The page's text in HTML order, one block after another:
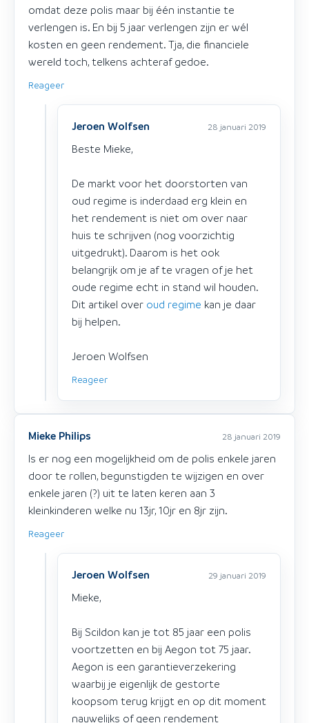
omdat deze polis maar bij één instantie te
verlengen is. En bij 5 jaar verlengen zijn er wél
kosten en geen rendement. Tja, die financiele
wereld toch, telkens achteraf gedoe.
Reageer
Jeroen Wolfsen 28 januari 2019
Beste Mieke,
De markt voor het doorstorten van
oud regime is inderdaad erg klein en
het rendement is niet om over naar
huis te schrijven (nog voorzichtig
uitgedrukt). Daarom is het ook
belangrijk om je af te vragen of je het
oude regime echt in stand wil houden.
Dit artikel over oud regime kan je daar
bij helpen.
Jeroen Wolfsen
Reageer
Mieke Philips 28 januari 2019
Is er nog een mogelijkheid om de polis enkele jaren
door te rollen, begunstigden te wijzigen en over
enkele jaren (?) uit te laten keren aan 3
kleinkinderen welke nu 13jr, 10jr en 8jr zijn.
Reageer
Jeroen Wolfsen 29 januari 2019
Mieke,
Bij Scildon kan je tot 85 jaar een polis
voortzetten en bij Aegon tot 75 jaar.
Aegon is een garantieverzekering
waarbij je eigenlijk de gestorte
koopsom terug krijgt en op dit moment
nauwelijks of geen rendement